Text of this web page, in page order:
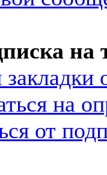
на
на
от